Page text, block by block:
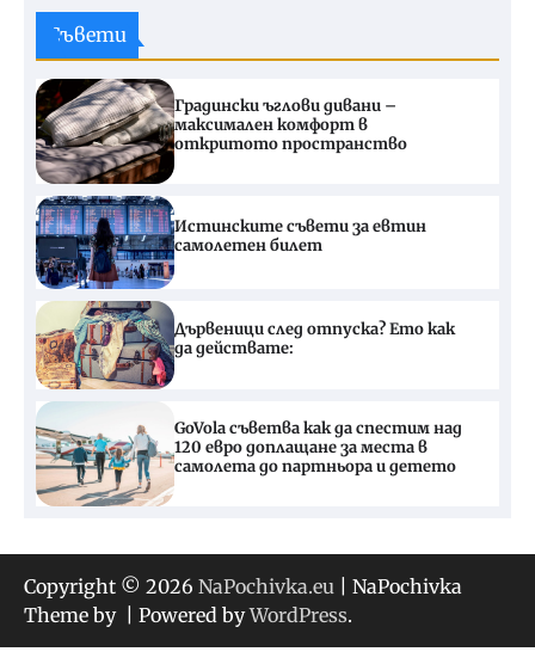
Съвети
Градински ъглови дивани –
максимален комфорт в
откритото пространство
Истинските съвети за евтин
самолетен билет
Дървеници след отпуска? Ето как
да действате:
GoVola съветва как да спестим над
120 евро доплащане за места в
самолета до партньора и детето
Copyright © 2026 NaPochivka.eu | NaPochivka
Theme by
| Powered byWordPress.